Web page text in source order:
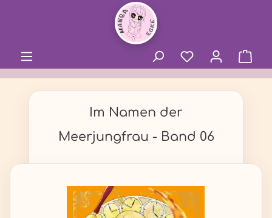
Im Namen der
Meerjungfrau - Band 06
Bildergalerie überspringen